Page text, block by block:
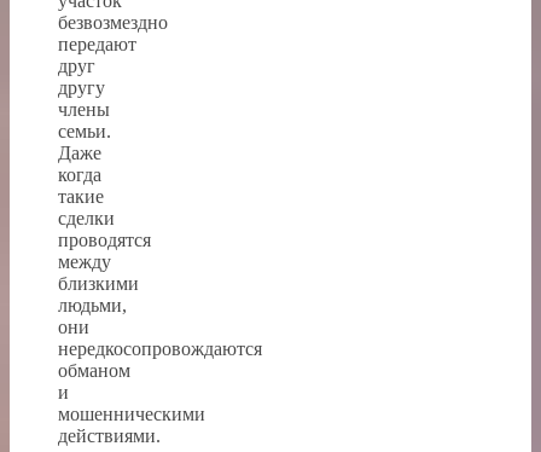
безвозмездно
передают
друг
другу
члены
семьи.
Даже
когда
такие
сделки
проводятся
между
близкими
людьми,
они
нередкосопровождаются
обманом
и
мошенническими
действиями.